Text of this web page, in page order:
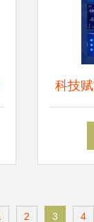
科技
2 3 4